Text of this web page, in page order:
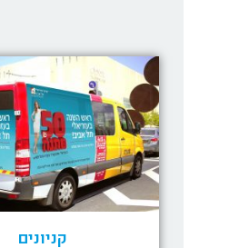
קניונים